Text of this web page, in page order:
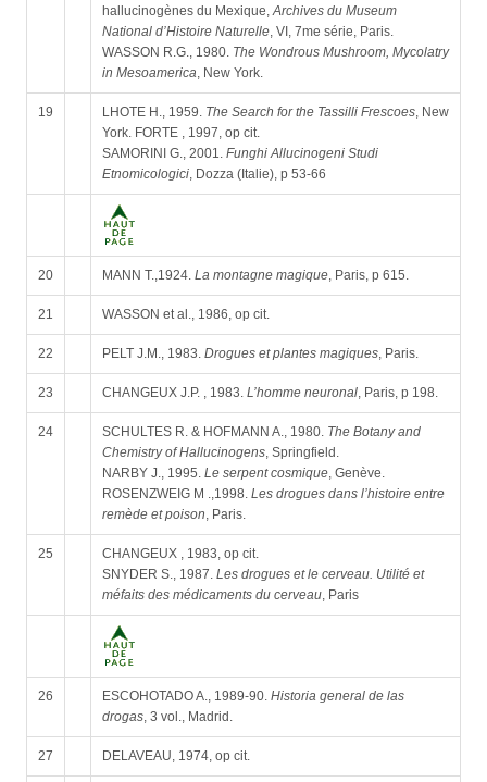
hallucinogènes du Mexique,Archives du Museum
National d’Histoire Naturelle, VI, 7me série, Paris.
WASSON R.G., 1980. The Wondrous Mushroom, Mycolatry
in Mesoamerica, New York.
19 LHOTE H., 1959. The Search for the Tassilli Frescoes, New
York. FORTE , 1997, op cit.
SAMORINI G., 2001. Funghi Allucinogeni Studi
Etnomicologici, Dozza (Italie), p 53-66
20 MANN T.,1924. La montagne magique, Paris, p 615.
21 WASSON et al., 1986, op cit.
22 PELT J.M., 1983. Drogues et plantes magiques, Paris.
23 CHANGEUX J.P. , 1983. L’homme neuronal, Paris, p 198.
24 SCHULTES R. & HOFMANN A., 1980. The Botany and
Chemistry of Hallucinogens, Springfield.
NARBY J., 1995. Le serpent cosmique, Genève.
ROSENZWEIG M .,1998. Les drogues dans l’histoire entre
remède et poison, Paris.
25
CHANGEUX , 1983, op cit.
SNYDER S., 1987. Les drogues et le cerveau. Utilité et
méfaits des médicaments du cerveau, Paris
26 ESCOHOTADO A., 1989-90. Historia general de las
drogas, 3 vol., Madrid.
27 DELAVEAU, 1974, op cit.